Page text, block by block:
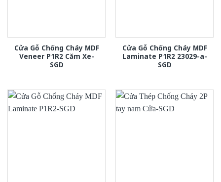
Cửa Gỗ Chống Cháy MDF
Veneer P1R2 Căm Xe-
SGD
Cửa Gỗ Chống Cháy MDF
Laminate P1R2 23029-a-
SGD